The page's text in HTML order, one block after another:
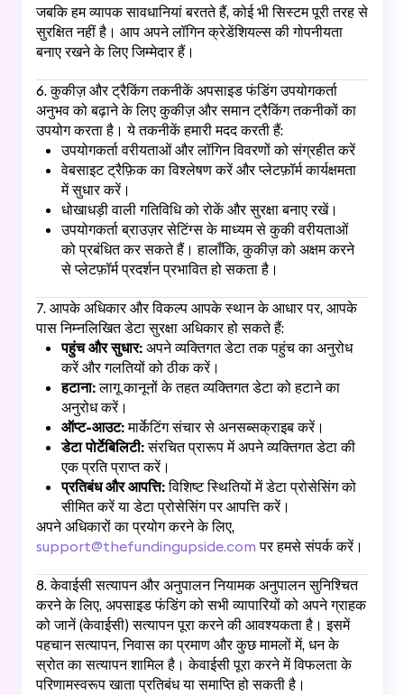
जबकि हम व्यापक सावधानियां बरतते हैं, कोई भी सिस्टम पूरी तरह से
सुरक्षित नहीं है। आप अपने लॉगिन क्रेडेंशियल्स की गोपनीयता
बनाए रखने के लिए जिम्मेदार हैं।
6. कुकीज़ और ट्रैकिंग तकनीकें अपसाइड फंडिंग उपयोगकर्ता
अनुभव को बढ़ाने के लिए कुकीज़ और समान ट्रैकिंग तकनीकों का
उपयोग करता है। ये तकनीकें हमारी मदद करती हैं:
उपयोगकर्ता वरीयताओं और लॉगिन विवरणों को संग्रहीत करें
वेबसाइट ट्रैफ़िक का विश्लेषण करें और प्लेटफ़ॉर्म कार्यक्षमता
में सुधार करें।
धोखाधड़ी वाली गतिविधि को रोकें और सुरक्षा बनाए रखें।
उपयोगकर्ता ब्राउज़र सेटिंग्स के माध्यम से कुकी वरीयताओं
को प्रबंधित कर सकते हैं। हालाँकि, कुकीज़ को अक्षम करने
से प्लेटफ़ॉर्म प्रदर्शन प्रभावित हो सकता है।
7. आपके अधिकार और विकल्प आपके स्थान के आधार पर, आपके
पास निम्नलिखित डेटा सुरक्षा अधिकार हो सकते हैं:
पहुंच और सुधार: अपने व्यक्तिगत डेटा तक पहुंच का अनुरोध
करें और गलतियों को ठीक करें।
हटाना:लागू कानूनों के तहत व्यक्तिगत डेटा को हटाने का
अनुरोध करें।
ऑप्ट-आउट:मार्केटिंग संचार से अनसब्सक्राइब करें।
डेटा पोर्टेबिलिटी:संरचित प्रारूप में अपने व्यक्तिगत डेटा की
एक प्रति प्राप्त करें।
प्रतिबंध और आपत्ति:विशिष्ट स्थितियों में डेटा प्रोसेसिंग को
सीमित करें या डेटा प्रोसेसिंग पर आपत्ति करें।
अपने अधिकारों का प्रयोग करने के लिए,
support@thefundingupside.com पर हमसे संपर्क करें।
8. केवाईसी सत्यापन और अनुपालन नियामक अनुपालन सुनिश्चित
करने के लिए, अपसाइड फंडिंग को सभी व्यापारियों को अपने ग्राहक
को जानें (केवाईसी) सत्यापन पूरा करने की आवश्यकता है। इसमें
पहचान सत्यापन, निवास का प्रमाण और कुछ मामलों में, धन के
स्रोत का सत्यापन शामिल है। केवाईसी पूरा करने में विफलता के
परिणामस्वरूप खाता प्रतिबंध या समाप्ति हो सकती है।